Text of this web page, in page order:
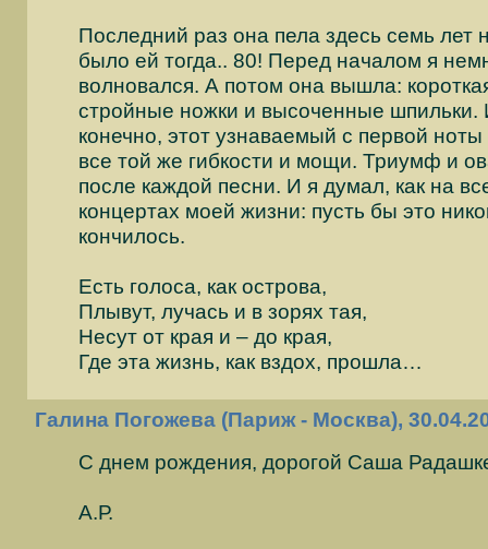
Последний раз она пела здесь семь лет
было ей тогда.. 80! Перед началом я
волновался. А потом она вышла:
стройные ножки и высоченные шпильки.
конечно, этот узнаваемый с первой ноты
все той же гибкости и мощи. Триумф и
после каждой песни. И я думал, как на
концертах моей жизни: пусть бы это
кончилось.
Есть голоса, как острова,
Плывут, лучась и в зорях тая,
Несут от края и – до края,
Где эта жизнь, как вздох, прошла…
Галина Погожева (Париж - Москва),
С днем рождения, дорогой Саша
А.Р.